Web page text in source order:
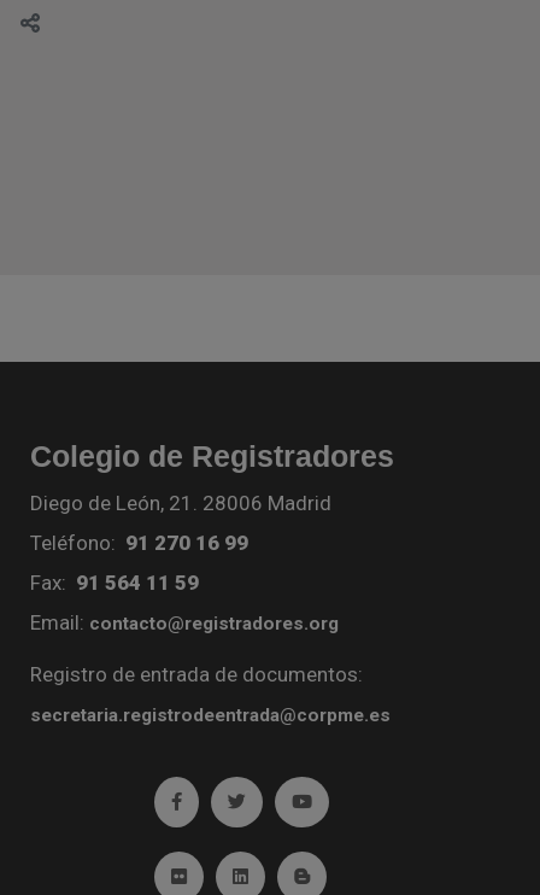
Colegio de Registradores
Diego de León, 21. 28006 Madrid
Teléfono: 91 270 16 99
Fax: 91 564 11 59
Email: contacto@registradores.org
Registro de entrada de documentos:
secretaria.registrodeentrada@corpme.es
Ir a facebook (abre en ventana nueva)
Ir a twitter (abre en ventana nueva)
Ir a YouTube (abre en
Ir a Flickr (abre en ventana nueva)
Ir a Linkedin (abre en ventana nueva)
Ir al Blog (abre en ventana